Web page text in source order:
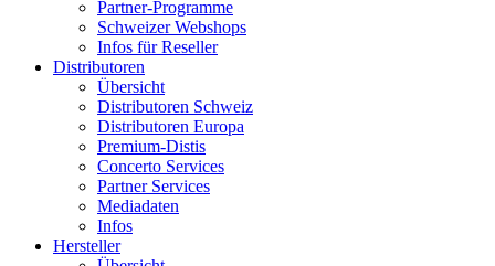
Partner-Programme
Schweizer Webshops
Infos für Reseller
Distributoren
Übersicht
Distributoren Schweiz
Distributoren Europa
Premium-Distis
Concerto Services
Partner Services
Mediadaten
Infos
Hersteller